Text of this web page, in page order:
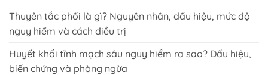
Thuyên tắc phổi là gì? Nguyên nhân, dấu hiệu, mức độ
nguy hiểm và cách điều trị
Huyết khối tĩnh mạch sâu nguy hiểm ra sao? Dấu hiệu,
biến chứng và phòng ngừa